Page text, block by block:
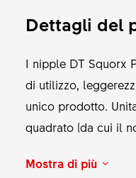
Dettagli del
I nipple DT Squorx
di utilizzo, leggerezza e prestazioni ottimali
unico prodotto. Unita
quadrato (da cui il
il montaggio della ruota. La
Mostra di più